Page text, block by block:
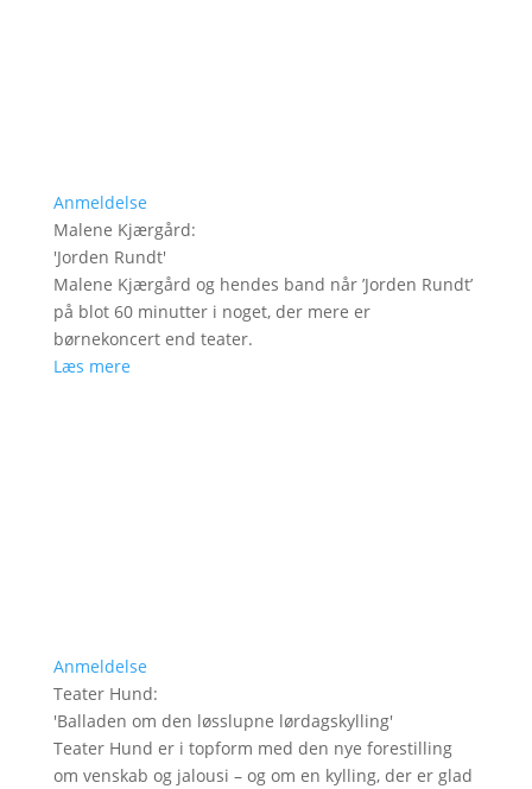
Anmeldelse
Malene Kjærgård:
'Jorden Rundt'
Malene Kjærgård og hendes band når ’Jorden Rundt’
på blot 60 minutter i noget, der mere er
børnekoncert end teater.
Læs mere
Anmeldelse
Teater Hund:
'Balladen om den løsslupne lørdagskylling'
Teater Hund er i topform med den nye forestilling
om venskab og jalousi – og om en kylling, der er glad